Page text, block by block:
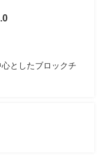
としたブロックチ